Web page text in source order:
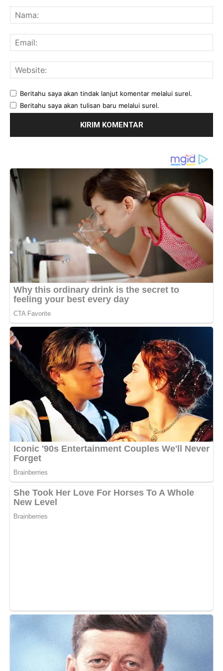
Beritahu saya akan tindak lanjut komentar melalui surel.
Beritahu saya akan tulisan baru melalui surel.